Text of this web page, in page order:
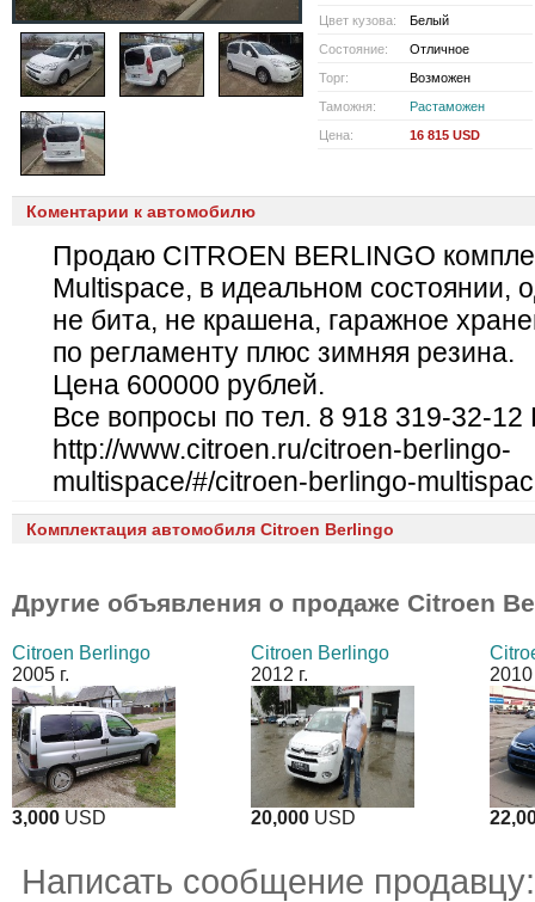
Цвет кузова:
Белый
Состояние:
Отличное
Торг:
Возможен
Таможня:
Растаможен
Цена:
16 815 USD
Коментарии к автомобилю
Продаю CITROEN BERLINGO
Multispace, в идеальном состоянии,
не бита, не крашена, гаражное
по регламенту плюс зимняя резина.
Цена 600000 рублей.
Все вопросы по тел. 8 918 319-32-
http://www.citroen.ru/citroen-berlingo-
multispace/#/citroen-berlingo-
Комплектация автомобиля Citroen Berlingo
Другие объявления о продаже Citroen
Citroen Berlingo
2005 г.
3,000 USD
Citroen Berlingo
2012 г.
20,000 USD
2010
Написать сообщение